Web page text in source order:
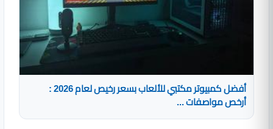
أفضل كمبيوتر مكتبي للألعاب بسعر رخيص لعام 2026 :
أرخص مواصفات ...